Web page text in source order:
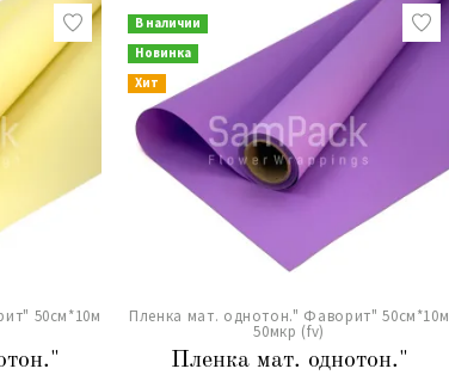
50см*10м
В наличии
Новинка
Хит
Пленка мат. однотон." Фаворит" 50см*10м
50мкр (fv)
Пленка мат. однотон."